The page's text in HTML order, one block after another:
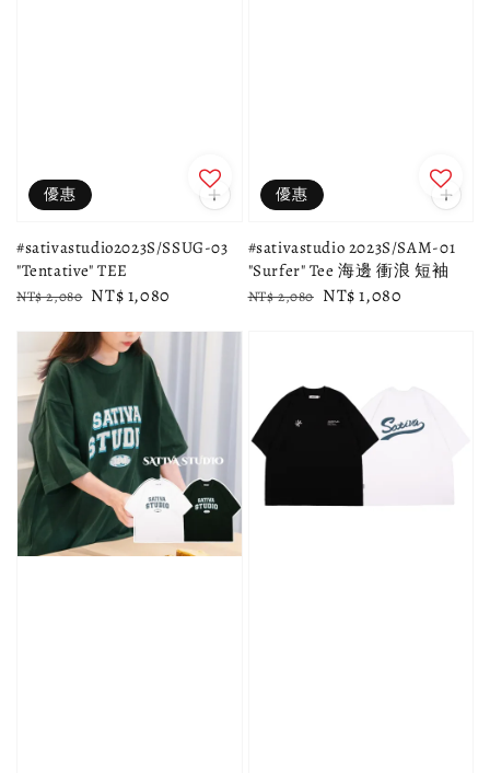
優惠
#sativastudio2023S/SSUG-03
"Tentative" TEE
Regular
NT$ 2,080 Sale
NT$ 1,080
優惠
#sativastudio 2023S/SAM-01
"Surfer" Tee 海邊 衝浪 短袖
Regular
NT$ 2,080 Sale
NT$ 1,080